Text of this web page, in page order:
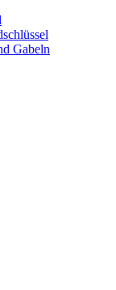
Gabeln